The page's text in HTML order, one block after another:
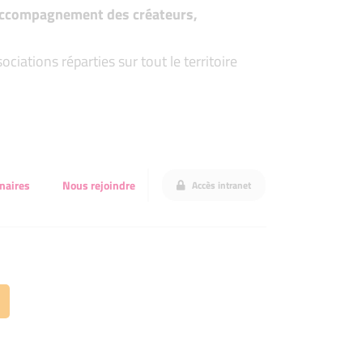
des créateurs,
réparties sur tout le territoire
Nous rejoindre Accès intranet